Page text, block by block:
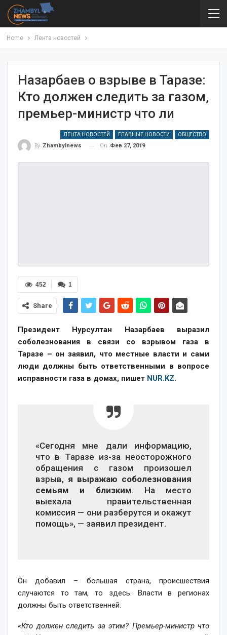
Home Лента новостей
Назарбаев о взрыве в Таразе:
Кто должен следить за газом,
премьер-министр что ли
ЛЕНТА НОВОСТЕЙ ГЛАВНЫЕ НОВОСТИ ОБЩЕСТВО
By Zhambylnews On Фев 27, 2019
1
452
Share
Президент Нурсултан Назарбаев выразил
соболезнования в связи со взрывом газа в
Таразе – он заявил, что местные власти и сами
люди должны быть ответственными в вопросе
исправности газа в домах, пишет NUR.KZ.
«Сегодня мне дали информацию,
что в Таразе из-за неосторожного
обращения с газом произошел
взрыв, я выражаю соболезнования
семьям и близким. На место
выехала правительственная
комиссия — они разберутся и окажут
помощь», — заявил президент.
Он добавил – большая страна, происшествия
случаются то там, то здесь. Власти в регионах
должны быть ответственней.
«Кто должен следить за этим? Премьер-министр что